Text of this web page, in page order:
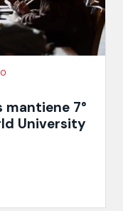
mantiene 7°
University